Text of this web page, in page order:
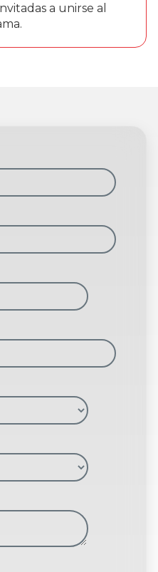
a unirse al